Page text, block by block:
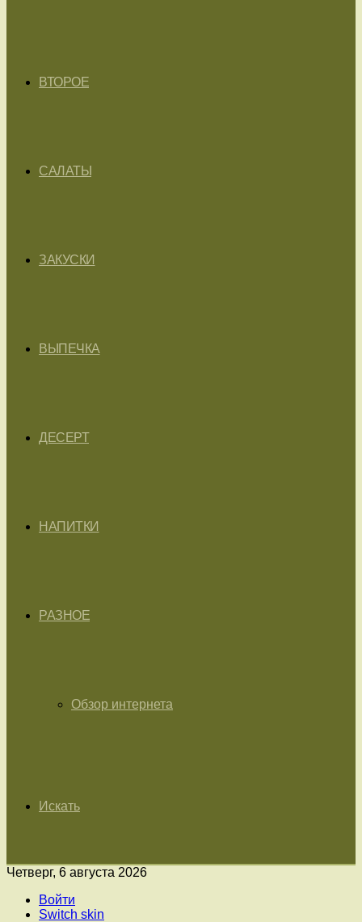
ВТОРОЕ
САЛАТЫ
ЗАКУСКИ
ВЫПЕЧКА
ДЕСЕРТ
НАПИТКИ
РАЗНОЕ
Обзор интернета
Искать
Четверг, 6 августа 2026
Войти
Switch skin